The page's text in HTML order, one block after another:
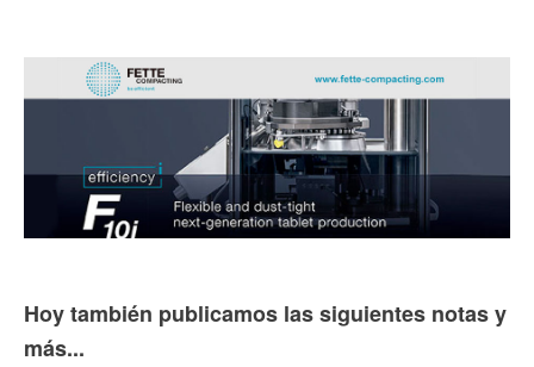
Hoy también publicamos las siguientes notas y
más...